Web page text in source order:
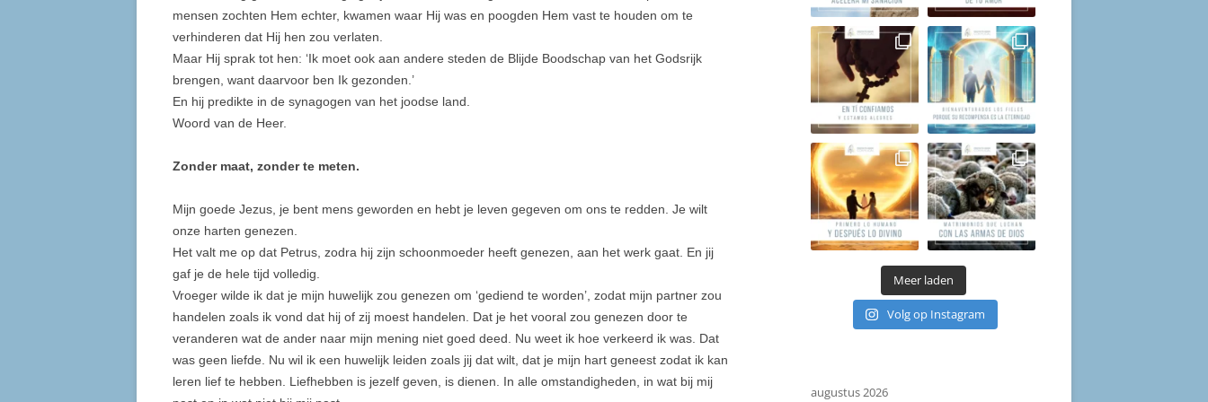
mensen zochten Hem echter, kwamen waar Hij was en poogden Hem vast te houden om te
verhinderen dat Hij hen zou verlaten.
Maar Hij sprak tot hen: ‘Ik moet ook aan andere steden de Blijde Bood­schap van het Godsrijk
brengen, want daarvoor ben Ik gezonden.’
En hij predikte in de synagogen van het joodse land.
Woord van de Heer.
Zonder maat, zonder te meten.
Mijn goede Jezus, je bent mens geworden en hebt je leven gegeven om ons te redden. Je wilt
onze harten genezen.
Het valt me op dat Petrus, zodra hij zijn schoonmoeder heeft genezen, aan het werk gaat. En jij
gaf je de hele tijd volledig.
Vroeger wilde ik dat je mijn huwelijk zou genezen om ‘gediend te worden’, zodat mijn partner zou
handelen zoals ik vond dat hij of zij moest handelen. Dat je het vooral zou genezen door te
veranderen wat de ander naar mijn mening niet goed deed. Nu weet ik hoe verkeerd ik was. Dat
was geen liefde. Nu wil ik een huwelijk leiden zoals jij dat wilt, dat je mijn hart geneest zodat ik kan
leren lief te hebben. Liefhebben is jezelf geven, is dienen. In alle omstandigheden, in wat bij mij
Meer laden
Volg op Instagram
augustus 2026